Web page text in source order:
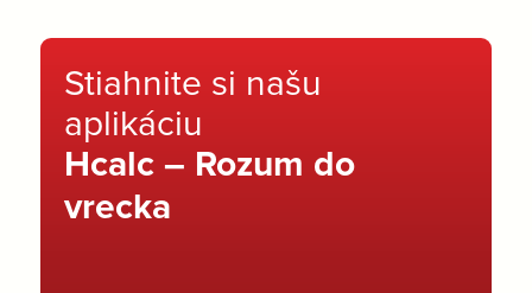
Stiahnite si našu
aplikáciu
Hcalc – Rozum do
vrecka